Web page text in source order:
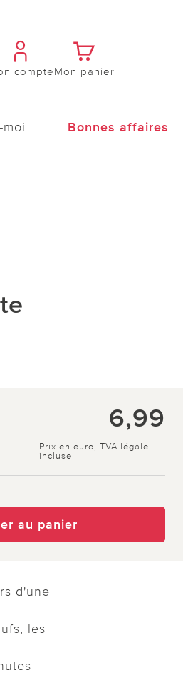
compteMon panier
Bonnes affaires
6,99
Prix en euro, TVA légale
incluse
au panier
d'une
les